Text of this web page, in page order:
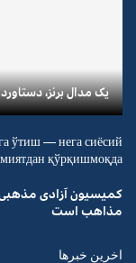
یک مدال برنز، دستاورد
ўтиш — нега сиёсий
қўрқишмоқда?
کمیسیون آزادی مذهبی
مذاهب است
اخرین خبرها